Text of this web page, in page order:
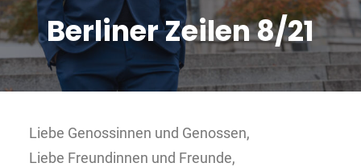
Berliner Zeilen 8/21
Liebe Genossinnen und Genossen,
Liebe Freundinnen und Freunde,